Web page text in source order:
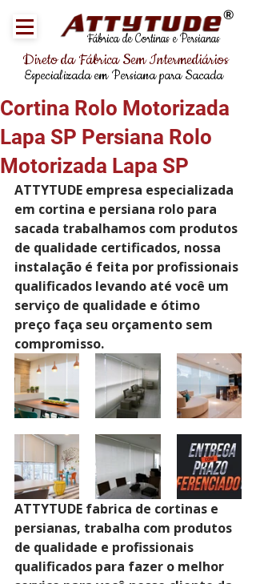
Fábrica de Cortinas e Persianas
®
Direto da Fábrica Sem Intermediários
Especializada em Persiana para Sacada
Cortina Rolo Motorizada
Lapa SP Persiana Rolo
Motorizada Lapa SP
ATTYTUDE empresa especializada
em cortina e persiana rolo para
sacada trabalhamos com produtos
de qualidade certificados, nossa
instalação é feita por profissionais
qualificados levando até você um
serviço de qualidade e ótimo
preço faça seu orçamento sem
compromisso.
ATTYTUDE fabrica de cortinas e
persianas, trabalha com produtos
de qualidade e profissionais
qualificados para fazer o melhor